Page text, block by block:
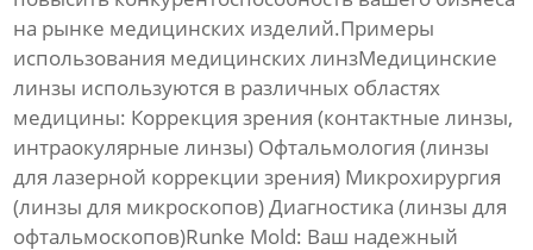
на рынке медицинских изделий.Примеры
использования медицинских линзМедицинские
линзы используются в различных областях
медицины: Коррекция зрения (контактные линзы,
интраокулярные линзы) Офтальмология (линзы
для лазерной коррекции зрения) Микрохирургия
(линзы для микроскопов) Диагностика (линзы для
офтальмоскопов)Runke Mold: Ваш надежный